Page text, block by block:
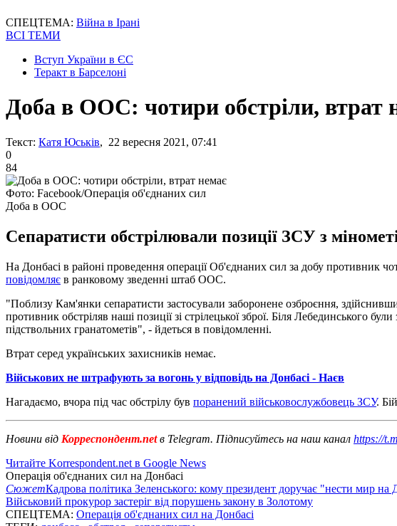
СПЕЦТЕМА: Війна в Ірані
ВСІ ТЕМИ
Вступ України в ЄС
Теракт в Барселоні
Доба в ООС: чотири обстріли, втрат
Текст: Катя Юськів, 22 вересня 2021, 07:41
0
84
Фото: Facebook/Операція об'єднаних сил
Доба в ООС
Сепаратисти обстрілювали позиції ЗСУ з
На Донбасі в районі проведення операції Об'єднаних сил за добу противник
повідомляє в ранковому зведенні штаб ООС.
"Поблизу Кам'янки сепаратисти застосували заборонене озброєння,
противник обстріляв наші позиції зі стрілецької зброї. Біля Лебединського
підствольних гранатометів", - йдеться в повідомленні.
Втрат серед українських захисників немає.
Військових не штрафують за вогонь у відповідь на Донбасі - Наєв
Нагадаємо, вчора під час обстрілу був поранений військовослужбовець ЗСУ.
Новини від Корреспондент.netв Telegram. Підписуйтесь на наш канал https://
Читайте Korrespondent.net в Google News
Операція об'єднаних сил на Донбасі
СюжетКадрова політика Зеленського: кому президент доручає "нести мир на
Військовий прокурор застеріг від порушень закону в Золотому
СПЕЦТЕМА: Операція об'єднаних сил на Донбасі